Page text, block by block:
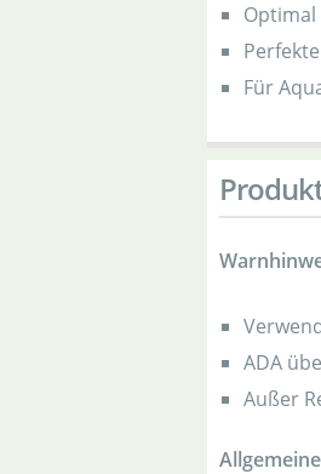
Optimal
Für
ADA
Außer